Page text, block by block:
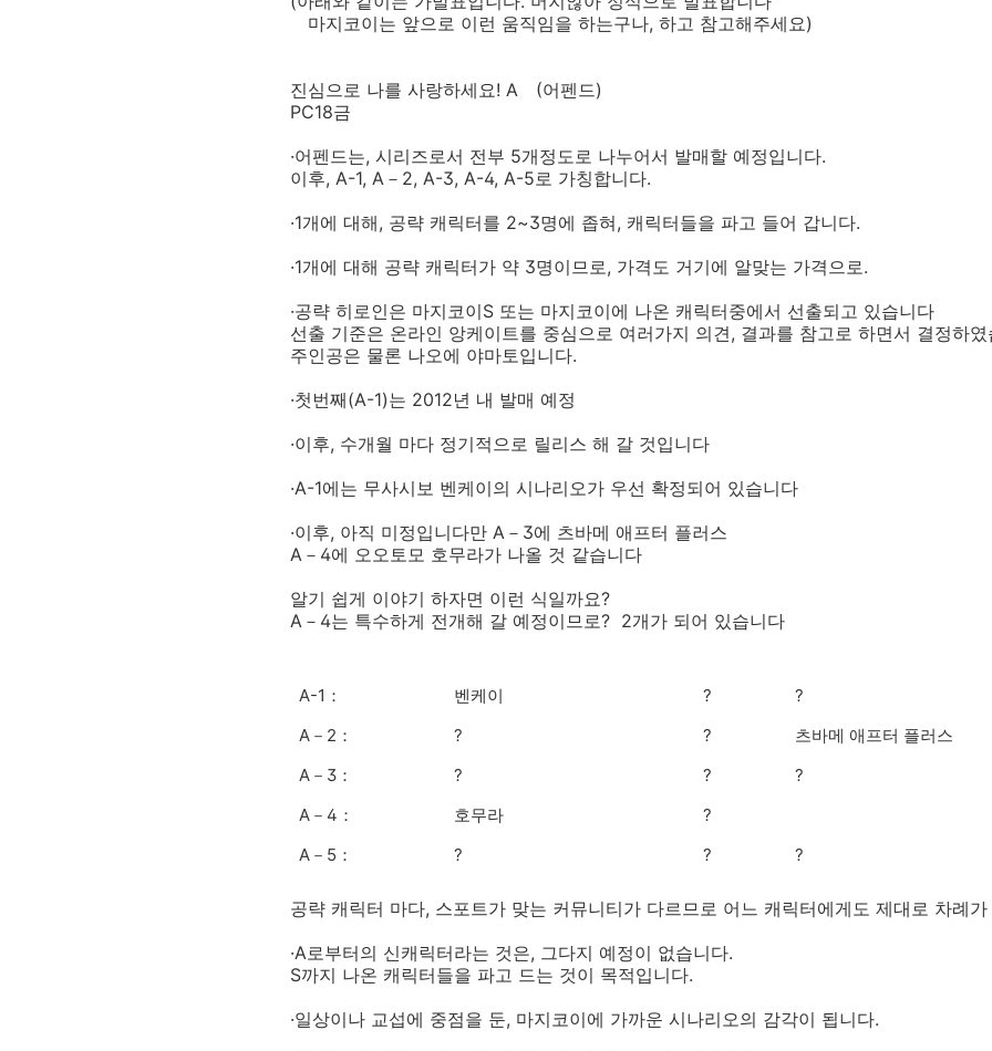
마지코이는 앞으로 이런 움직임을 하는구나, 하고 참고해주세요)
진심으로 나를 사랑하세요! A (어펜드)
PC18금
·어펜드는, 시리즈로서 전부 5개정도로 나누어서 발매할 예정입니다.
이후, A-1, A－2, A-3, A-4, A-5로 가칭합니다.
·1개에 대해, 공략 캐릭터를 2~3명에 좁혀, 캐릭터들을 파고 들어 갑니다.
·1개에 대해 공략 캐릭터가 약 3명이므로, 가격도 거기에 알맞는 가격으로.
·공략 히로인은 마지코이S 또는 마지코이에 나온 캐릭터중에서 선출되고 있습니다
선출 기준은 온라인 앙케이트를 중심으로 여러가지 의견, 결과를 참고로 하면서 결정하였
주인공은 물론 나오에 야마토입니다.
·첫번째(A-1)는 2012년 내 발매 예정
·이후, 수개월 마다 정기적으로 릴리스 해 갈 것입니다
·A-1에는 무사시보 벤케이의 시나리오가 우선 확정되어 있습니다
·이후, 아직 미정입니다만 A－3에 츠바메 애프터 플러스
A－4에 오오토모 호무라가 나올 것 같습니다
알기 쉽게 이야기 하자면 이런 식일까요?
A－4는 특수하게 전개해 갈 예정이므로? 2개가 되어 있습니다
A-1： 벤케이 ?
?
A－2：
? ?
츠바메 애프터 플러스
A－3：
? ?
?
A－4：
호무라
?
A－5：
? ? ?
공략 캐릭터 마다, 스포트가 맞는 커뮤니티가 다르므로 어느 캐릭터에게도 제대로 차례
·A로부터의 신캐릭터라는 것은, 그다지 예정이 없습니다.
S까지 나온 캐릭터들을 파고 드는 것이 목적입니다.
·일상이나 교섭에 중점을 둔, 마지코이에 가까운 시나리오의 감각이 됩니다.